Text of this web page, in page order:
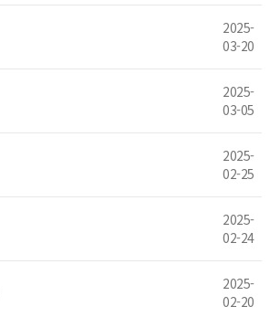
2025-
03-20
2025-
03-05
2025-
02-25
2025-
02-24
2025-
02-20